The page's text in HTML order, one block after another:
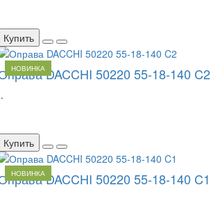
Купить
НОВИНКАDACCHI 50220 55-18-140 C2
Купить
НОВИНКАDACCHI 50220 55-18-140 C1